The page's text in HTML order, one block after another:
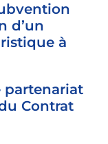
d’un
à
partenariat
Contrat